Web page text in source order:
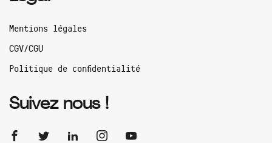
Mentions légales
CGV/CGU
Politique de confidentialité
Suivez nous !